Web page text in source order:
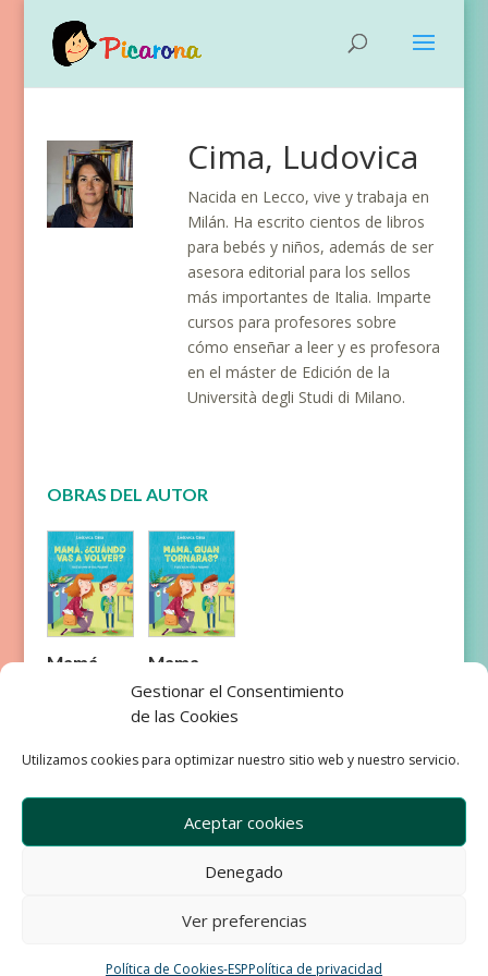
Gestionar el Consentimiento
de las Cookies
Utilizamos cookies para optimizar nuestro sitio web y nuestro servicio.
Aceptar cookies
Denegado
Ver preferencias
Política de Cookies-ESPPolítica de privacidad
Cima, Ludovica
Nacida en Lecco, vive y trabaja en
Milán. Ha escrito cientos de libros
para bebés y niños, además de ser
asesora editorial para los sellos
más importantes de Italia. Imparte
cursos para profesores sobre
cómo enseñar a leer y es profesora
en el máster de Edición de la
Università degli Studi di Milano.
OBRAS DEL AUTOR
Mamá,
Mama,
quan
tornaràs?
Condiciones de Venta